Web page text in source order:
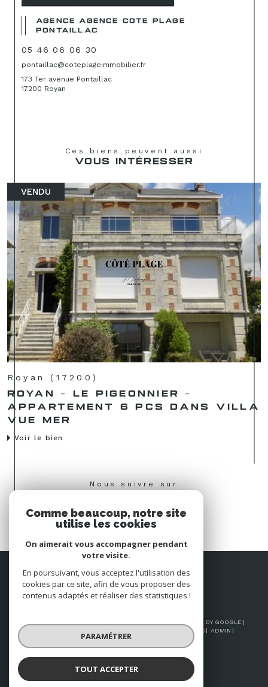
AGENCE AGENCE COTE PLAGE
PONTAILLAC
05 46 06 06 30
pontaillac@coteplageimmobilier.fr
173 Ter avenue Pontaillac
17200 Royan
Ces biens peuvent aussi
VOUS INTÉRESSER
VENDU
Royan (17200)
ROYAN - LE PIGEONNIER -
APPARTEMENT 6 PCS DANS VILLA
VUE MER
Voir le bien
Nous suivre sur
PROPRIÉTAIRE
Se connecter
© 2026 | TOUS DROITS RÉSERVÉS | TRADUCTION POWERED BY GOOGLE |
MENTIONS LÉGALES
ADMIN
NOS LIENS
POLITIQUE RGPD COOKIES
Comme beaucoup, notre site
utilise les cookies
On aimerait vous accompagner pendant
votre visite.
En poursuivant, vous acceptez l'utilisation des
cookies par ce site, afin de vous proposer des
contenus adaptés et réaliser des statistiques !
PARAMÉTRER
TOUT ACCEPTER